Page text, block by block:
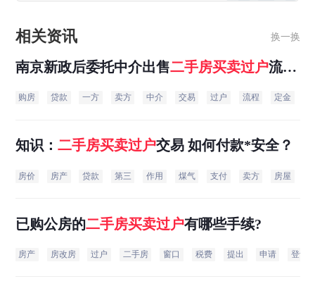
相关资讯 换一换
南京新政后委托中介出售二手房买卖过户流
购房 贷款 一方 卖方 中介 交易 过户 流程 定金
知识： 二手房买卖过户交易 如何付款*安全？
房价 房产 贷款 第三 作用 煤气 支付 卖方 房屋
已购公房的二手房买卖过户有哪些手续?
房产 房改房 过户 二手房 窗口 税费 提出 申请 登记